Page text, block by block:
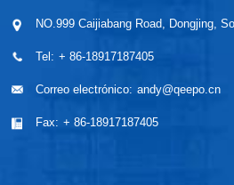
NO.999 Caijiabang Road, Dongjing,
Tel: + 86-18917187405
Correo electrónico: andy@qeepo.cn
Fax: + 86-18917187405